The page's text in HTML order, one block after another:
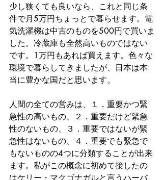
少し狭くても良いなら、これと同じ条
件で月5万円ちょっとで暮らせます。電
気洗濯機は中古のものを500円で買いま
した。冷蔵庫も全然高いものではない
です。1万円もあれば買えます。色々な
環境で暮らしてきましたが、日本は本
当に豊かな国だと思います。
人間の全ての営みは、１．重要かつ緊
急性の高いもの、２．重要だけど緊急
性のないもの、３．重要ではないが緊
急性はないもの、４．重要でも緊急で
もないものの4つに分類することが出来
ます。私がこの概念に初めて接したの
はケリー・マクゴナガルと言うハーバ